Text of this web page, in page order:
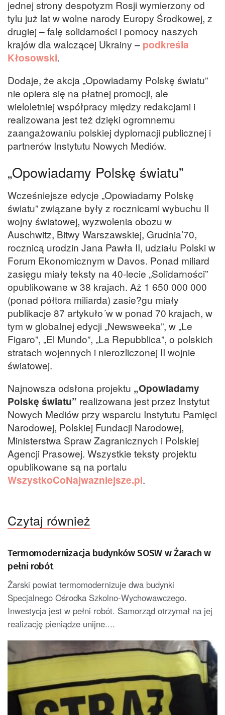
jednej strony despotyzm Rosji wymierzony od
tylu już lat w wolne narody Europy Środkowej, z
drugiej – falę solidarności i pomocy naszych
krajów dla walczącej Ukrainy – podkreśla
Kłosowski.
Dodaje, że akcja „Opowiadamy Polskę światu”
nie opiera się na płatnej promocji, ale
wieloletniej współpracy między redakcjami i
realizowana jest też dzięki ogromnemu
zaangażowaniu polskiej dyplomacji publicznej i
partnerów Instytutu Nowych Mediów.
„Opowiadamy Polskę światu”
Wcześniejsze edycje „Opowiadamy Polskę
światu” związane były z rocznicami wybuchu II
wojny światowej, wyzwolenia obozu w
Auschwitz, Bitwy Warszawskiej, Grudnia’70,
rocznicą urodzin Jana Pawła II, udziału Polski w
Forum Ekonomicznym w Davos. Ponad miliard
zasięgu miały teksty na 40-lecie „Solidarności”
opublikowane w 38 krajach. Aż 1 650 000 000
(ponad półtora miliarda) zasie?gu miały
publikacje 87 artykuło´w w ponad 70 krajach, w
tym w globalnej edycji „Newsweeka”, w „Le
Figaro”, „El Mundo”, „La Repubblica”, o polskich
stratach wojennych i nierozliczonej II wojnie
światowej.
Najnowsza odsłona projektu „Opowiadamy
Polskę światu” realizowana jest przez Instytut
Nowych Mediów przy wsparciu Instytutu Pamięci
Narodowej, Polskiej Fundacji Narodowej,
Ministerstwa Spraw Zagranicznych i Polskiej
Agencji Prasowej. Wszystkie teksty projektu
opublikowane są na portalu
WszystkoCoNajwazniejsze.pl.
Czytaj również
Termomodernizacja budynków SOSW w Żarach w
pełni robót
Żarski powiat termomodernizuje dwa budynki
Specjalnego Ośrodka Szkolno-Wychowawczego.
Inwestycja jest w pełni robót. Samorząd otrzymał na jej
realizację pieniądze unijne....